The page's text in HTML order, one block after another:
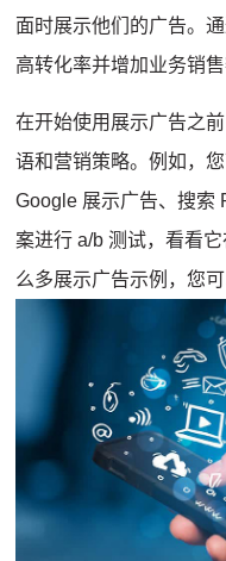
面时展示他们的广告。
高转化率并增加业务销售
在开始使用展示广告之
语和营销策略。例如，
Google 展示广告、搜索
案进行 a/b 测试，看看
么多展示广告示例，您